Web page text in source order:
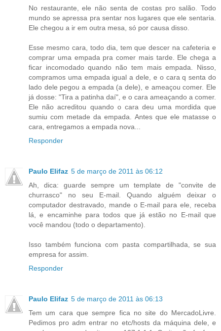
No restaurante, ele não senta de costas pro salão. Todo
mundo se apressa pra sentar nos lugares que ele sentaria.
Ele chegou a ir em outra mesa, só por causa disso.
Esse mesmo cara, todo dia, tem que descer na cafeteria e
comprar uma empada pra comer mais tarde. Ele chega a
ficar incomodado quando não tem mais empada. Nisso,
compramos uma empada igual a dele, e o cara q senta do
lado dele pegou a empada (a dele), e ameaçou comer. Ele
já dosse: "Tira a patinha daí", e o cara ameaçando a comer.
Ele não acreditou quando o cara deu uma mordida que
sumiu com metade da empada. Antes que ele matasse o
cara, entregamos a empada nova...
Responder
Paulo Elifaz 5 de março de 2011 às 06:12
Ah, dica: guarde sempre um template de "convite de
churrasco" no seu E-mail. Quando alguém deixar o
computador destravado, mande o E-mail para ele, receba
lá, e encaminhe para todos que já estão no E-mail que
você mandou (todo o departamento).
Isso também funciona com pasta compartilhada, se sua
empresa for assim.
Responder
Paulo Elifaz 5 de março de 2011 às 06:13
Tem um cara que sempre fica no site do MercadoLivre.
Pedimos pro adm entrar no etc/hosts da máquina dele, e